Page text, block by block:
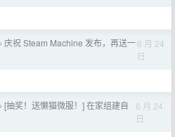
› 庆祝 Steam Machine 发布，再送一6 月 24
日
› [抽奖！送懒猫微服！] 在家组建自
6 月 24
日